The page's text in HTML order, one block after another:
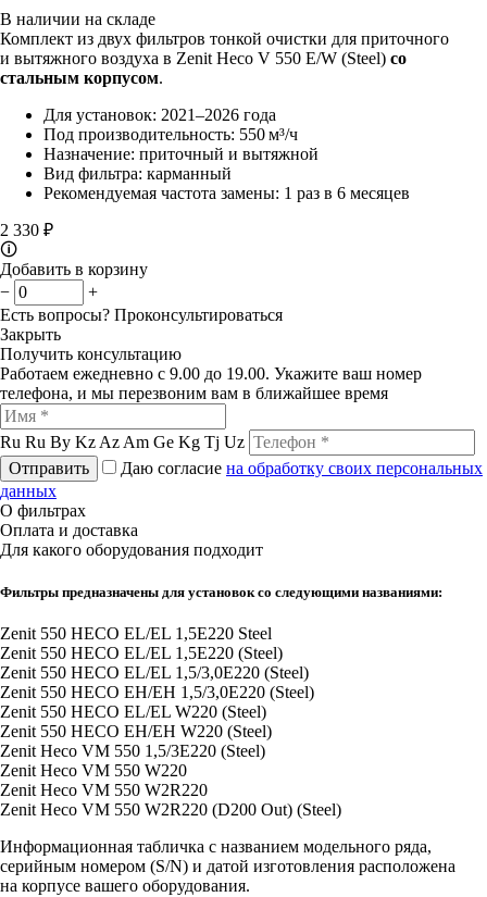
В наличии на складе
Комплект из двух фильтров тонкой очистки для приточного
и вытяжного воздуха в Zenit Heco V 550 E/W (Steel) со
стальным корпусом.
Для установок: 2021–2026 года
Под производительность: 550 м³/ч
Назначение: приточный и вытяжной
Вид фильтра: карманный
Рекомендуемая частота замены: 1 раз в 6 месяцев
2 330 ₽
🛈
Добавить в корзину
−
+
Есть вопросы? Проконсультироваться
Закрыть
Получить консультацию
Работаем ежедневно с 9.00 до 19.00. Укажите ваш номер
телефона, и мы перезвоним вам в ближайшее время
Ru Ru By Kz Az Am Ge Kg Tj Uz
Отправить
Даю согласие на обработку своих персональных
данных
О фильтрах
Оплата и доставка
Для какого оборудования подходит
Фильтры предназначены для установок со следующими названиями:
Zenit 550 HECO EL/EL 1,5E220 Steel
Zenit 550 HECO EL/EL 1,5E220 (Steel)
Zenit 550 HECO EL/EL 1,5/3,0E220 (Steel)
Zenit 550 HECO EH/EH 1,5/3,0E220 (Steel)
Zenit 550 HECO EL/EL W220 (Steel)
Zenit 550 HECO EH/EH W220 (Steel)
Zenit Heco VM 550 1,5/3E220 (Steel)
Zenit Heco VM 550 W220
Zenit Heco VM 550 W2R220
Zenit Heco VM 550 W2R220 (D200 Out) (Steel)
Информационная табличка с названием модельного ряда,
серийным номером (S/N) и датой изготовления расположена
на корпусе вашего оборудования.